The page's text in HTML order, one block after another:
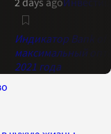
Индикатор Bank of
максимальный
2021 года